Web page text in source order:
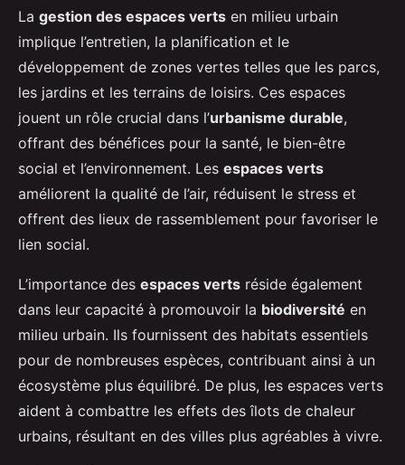
La gestion des espaces verts en milieu urbain
implique l’entretien, la planification et le
développement de zones vertes telles que les parcs,
les jardins et les terrains de loisirs. Ces espaces
jouent un rôle crucial dans l’urbanisme durable,
offrant des bénéfices pour la santé, le bien-être
social et l’environnement. Les espaces verts
améliorent la qualité de l’air, réduisent le stress et
offrent des lieux de rassemblement pour favoriser le
lien social.
L’importance des espaces verts réside également
dans leur capacité à promouvoir la biodiversité en
milieu urbain. Ils fournissent des habitats essentiels
pour de nombreuses espèces, contribuant ainsi à un
écosystème plus équilibré. De plus, les espaces verts
aident à combattre les effets des îlots de chaleur
urbains, résultant en des villes plus agréables à vivre.